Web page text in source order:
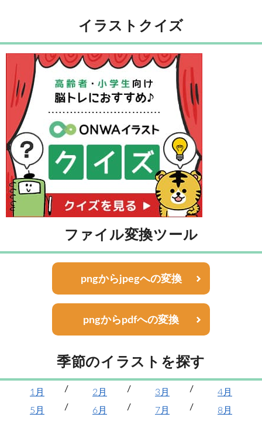
イラストクイズ
ファイル変換ツール
pngからjpegへの変換
pngからpdfへの変換
季節のイラストを探す
1月 2月 3月
4月
5月
6月 7月
8月